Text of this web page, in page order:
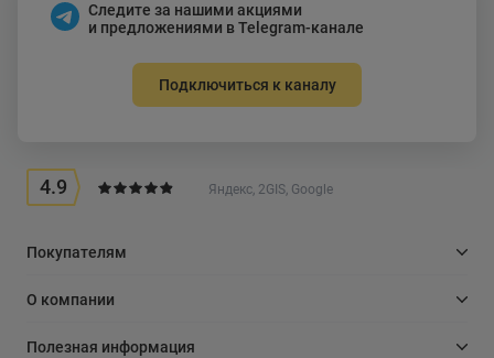
Следите за нашими акциями
и предложениями в Telegram-канале
Подключиться к каналу
4.9 Яндекс, 2GIS, Google
Покупателям
О компании
Полезная информация